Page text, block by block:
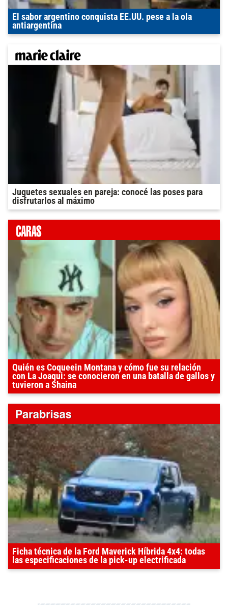
El sabor argentino conquista EE.UU. pese a la ola
antiargentina
Juguetes sexuales en pareja: conocé las poses para
disfrutarlos al máximo
Quién es Coqueein Montana y cómo fue su relación
con La Joaqui: se conocieron en una batalla de gallos y
tuvieron a Shaina
Ficha técnica de la Ford Maverick Híbrida 4x4: todas
las especificaciones de la pick-up electrificada